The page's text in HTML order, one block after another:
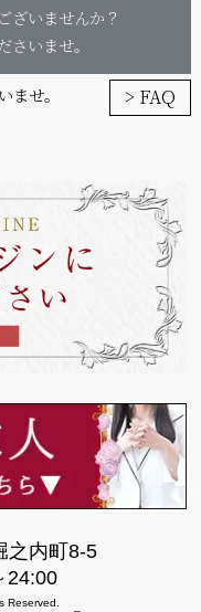
ざいませんか？
さいませ。
ませ。 > FAQ
之内町8-5
24:00
Reserved.